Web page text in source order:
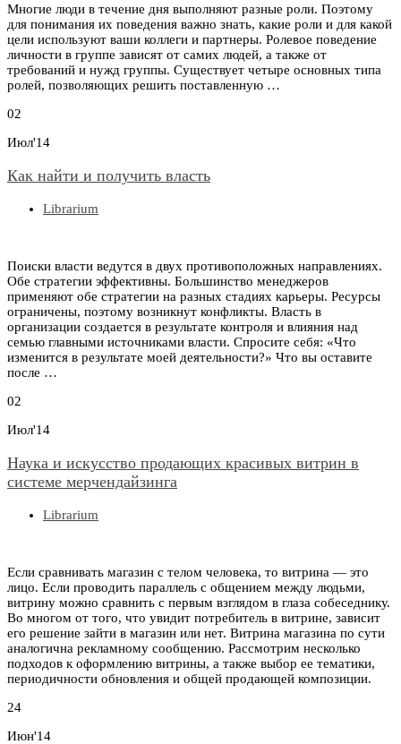
Многие люди в течение дня выполняют разные роли. Поэтому
для понимания их поведения важно знать, какие роли и для какой
цели используют ваши коллеги и партнеры. Ролевое поведение
личности в группе зависят от самих людей, а также от
требований и нужд группы. Существует четыре основных типа
ролей, позволяющих решить поставленную …
02
Июл'14
Как найти и получить власть
Librarium
Поиски власти ведутся в двух противоположных направлениях.
Обе стратегии эффективны. Большинство менеджеров
применяют обе стратегии на разных стадиях карьеры. Ресурсы
ограничены, поэтому возникнут конфликты. Власть в
организации создается в результате контроля и влияния над
семью главными источниками власти. Спросите себя: «Что
изменится в результате моей деятельности?» Что вы оставите
после …
02
Июл'14
Наука и искусство продающих красивых витрин в
системе мерчендайзинга
Librarium
Если сравнивать магазин с телом человека, то витрина — это
лицо. Если проводить параллель с общением между людьми,
витрину можно сравнить с первым взглядом в глаза собеседнику.
Во многом от того, что увидит потребитель в витрине, зависит
его решение зайти в магазин или нет. Витрина магазина по сути
аналогична рекламному сообщению. Рассмотрим несколько
подходов к оформлению витрины, а также выбор ее тематики,
периодичности обновления и общей продающей композиции.
24
Июн'14